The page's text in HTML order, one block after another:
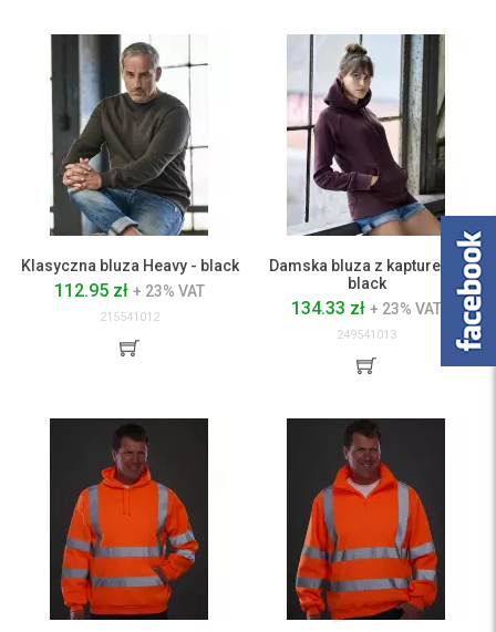
Klasyczna bluza Heavy - black
112.95 zł + 23% VAT
215541012
Damska bluza z kapturem -
black
134.33 zł + 23% VAT
249541013